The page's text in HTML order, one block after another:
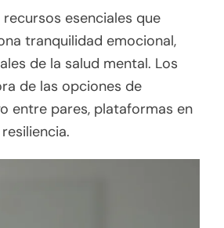
esenciales que
tranquilidad emocional,
de la salud mental. Los
de las opciones de
entre pares, plataformas en